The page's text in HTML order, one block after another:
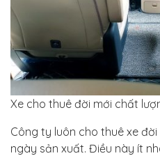
Xe cho thuê đời mới chất
Công ty luôn cho thuê xe
ngày sản xuất. Điều này ít